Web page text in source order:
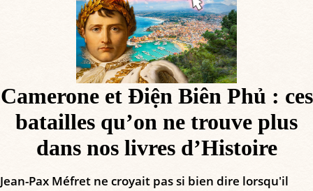
Camerone et Ðiện Biên Phủ : ces
batailles qu’on ne trouve plus
dans nos livres d’Histoire
Jean-Pax Méfret ne croyait pas si bien dire lorsqu'il